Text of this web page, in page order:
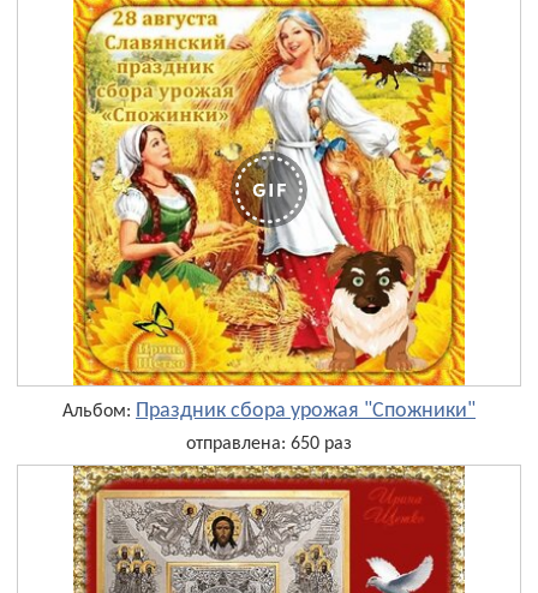
Альбом: Праздник сбора урожая "Спожники"
отправлена: 650 раз